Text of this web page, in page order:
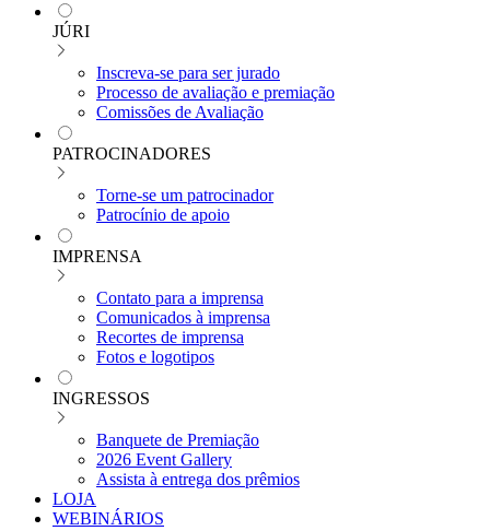
JÚRI
Inscreva-se para ser jurado
Processo de avaliação e premiação
Comissões de Avaliação
PATROCINADORES
Torne-se um patrocinador
Patrocínio de apoio
IMPRENSA
Contato para a imprensa
Comunicados à imprensa
Recortes de imprensa
Fotos e logotipos
INGRESSOS
Banquete de Premiação
2026 Event Gallery
Assista à entrega dos prêmios
LOJA
WEBINÁRIOS